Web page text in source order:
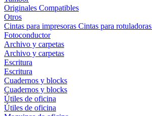
Originales Compatibles
Otros
Cintas para impresoras Cintas para rotuladoras
Fotoconductor
Archivo y carpetas
Archivo y carpetas
Escritura
Escritura
Cuadernos y blocks
Cuadernos y blocks
Útiles de oficina
Útiles de oficina